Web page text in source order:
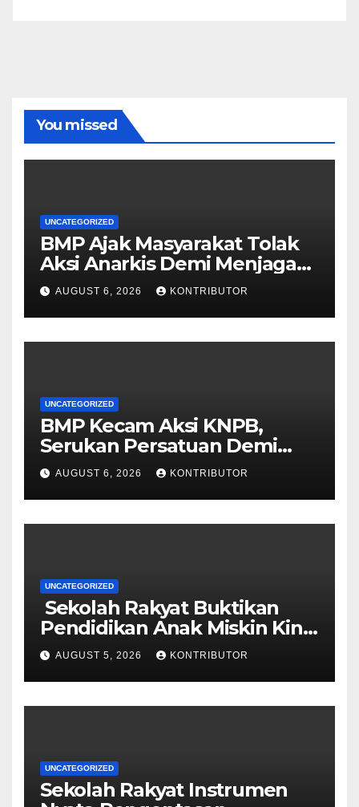
You missed
UNCATEGORIZED
BMP Ajak Masyarakat Tolak
Aksi Anarkis Demi Menjaga
Keamanan dan
Pembangunan Papua
AUGUST 6, 2026 KONTRIBUTOR
UNCATEGORIZED
BMP Kecam Aksi KNPB,
Serukan Persatuan Demi
Papua yang Kondusif
AUGUST 6, 2026 KONTRIBUTOR
UNCATEGORIZED
Sekolah Rakyat Buktikan
Pendidikan Anak Miskin Kini
Menjadi Prioritas Negara
AUGUST 5, 2026 KONTRIBUTOR
UNCATEGORIZED
Sekolah Rakyat Instrumen